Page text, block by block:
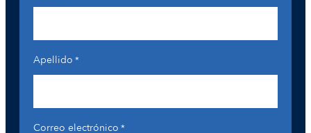
Apellido *
Correo electrónico *